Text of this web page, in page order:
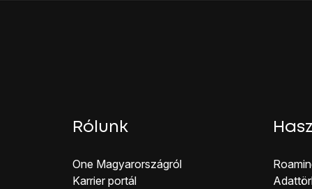
Rólunk
One Magyar országról
Karrier portál